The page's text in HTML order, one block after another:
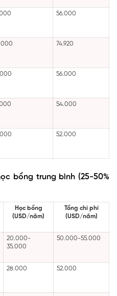
56.000
74.920
56.000
54.000
52.000
bổng trung bình (25-50%
Học bổng
(USD/năm)
Tổng chi phí
(USD/năm)
20.000-
35.000
50.000-55.000
28.000 52.000